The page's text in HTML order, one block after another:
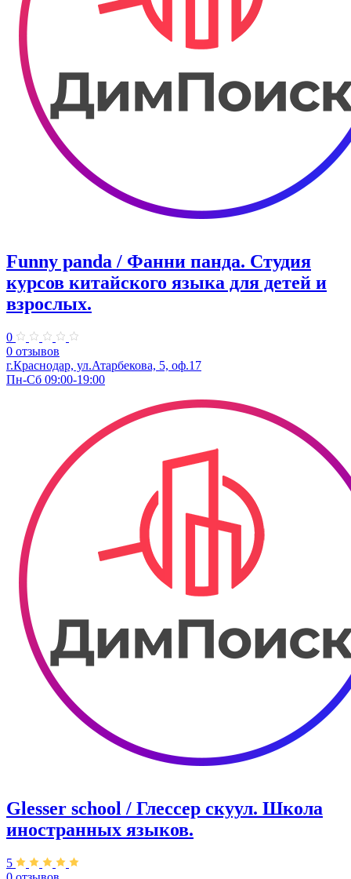
Funny panda / Фанни панда. ​Студия
курсов китайского языка для детей и
взрослых.
0
0 отзывов
г.Краснодар, ул.​Атарбекова, 5, оф.​17
Пн-Сб 09:00-19:00
Glesser school / Глессер скуул. Школа
иностранных языков.
5